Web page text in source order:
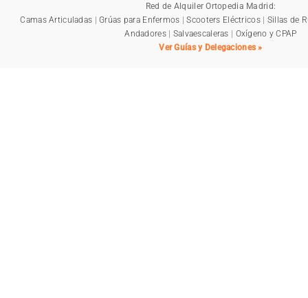
Red de Alquiler Ortopedia Madrid:
Camas Articuladas |Grúas para Enfermos |Scooters Eléctricos| Sillas de
Andadores| Salvaescaleras | Oxígeno y CPAP
Ver Guías y Delegaciones »